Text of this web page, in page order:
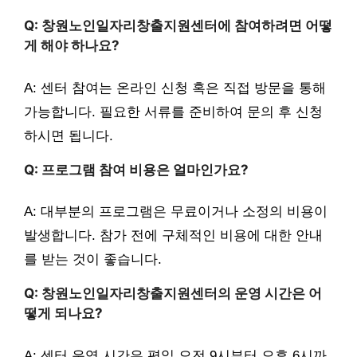
Q: 창원노인일자리창출지원센터에 참여하려면 어떻
게 해야 하나요?
A: 센터 참여는 온라인 신청 혹은 직접 방문을 통해
가능합니다. 필요한 서류를 준비하여 문의 후 신청
하시면 됩니다.
Q: 프로그램 참여 비용은 얼마인가요?
A: 대부분의 프로그램은 무료이거나 소정의 비용이
발생합니다. 참가 전에 구체적인 비용에 대한 안내
를 받는 것이 좋습니다.
Q: 창원노인일자리창출지원센터의 운영 시간은 어
떻게 되나요?